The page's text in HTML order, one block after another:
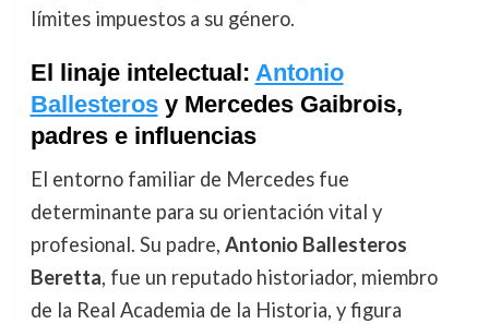
límites impuestos a su género.
El linaje intelectual: Antonio
Ballesterosy Mercedes Gaibrois,
padres e influencias
El entorno familiar de Mercedes fue
determinante para su orientación vital y
profesional. Su padre, Antonio Ballesteros
Beretta, fue un reputado historiador, miembro
de la Real Academia de la Historia, y figura